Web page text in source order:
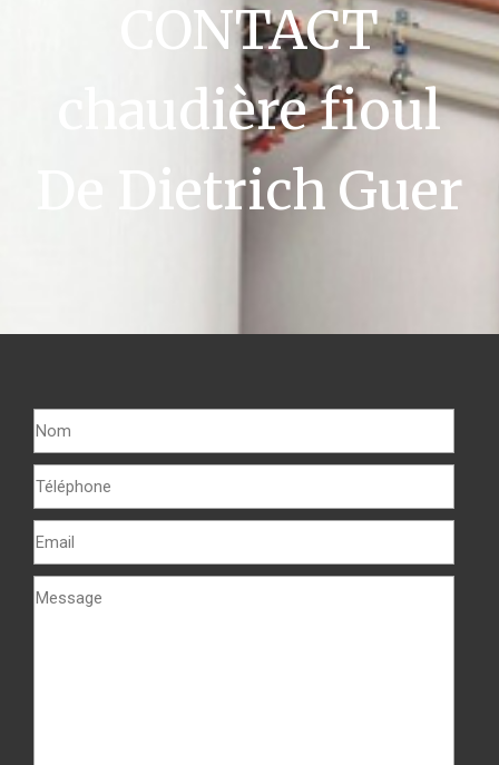
CONTACT
chaudière fioul
De Dietrich Guer